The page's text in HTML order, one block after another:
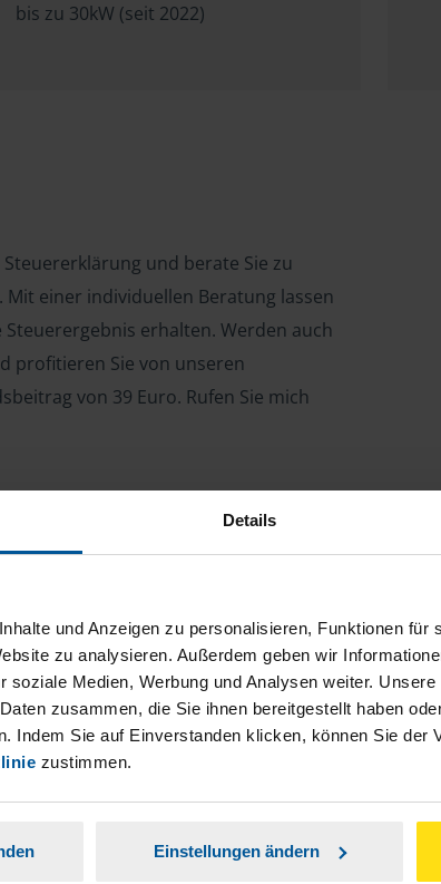
Details
und Anzeigen zu personalisieren, Funktionen für
zu analysieren. Außerdem geben wir
soziale Medien, Werbung und Analysen weiter.
zusammen, die Sie ihnen bereitgestellt haben
Indem Sie auf Einverstanden klicken, können Sie der
zustimmen.
Einstellungen ändern
bis zu 30kW (seit 2022)
und berate Sie zu
Mit einer individuellen Beratung lassen
erhalten. Werden auch
profitieren Sie von unseren
von 39 Euro. Rufen Sie mich
Arbeitnehmer, Beamte, Auszubildende,
(StBerG). Auch bei Einkünften
der geeignete Dienstleister für Sie.
Tätigkeit und umsatzsteuerpflichtigen